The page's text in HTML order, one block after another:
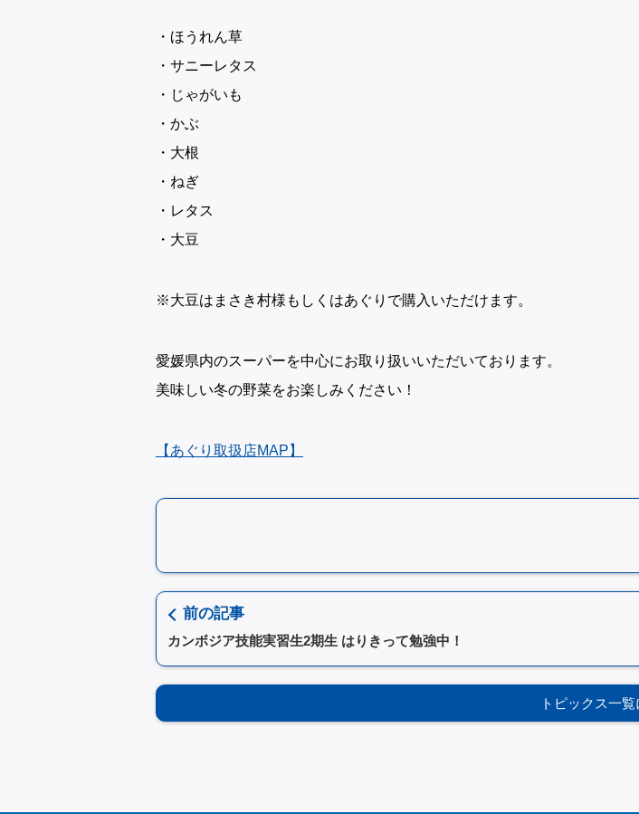
・ほうれん草
・サニーレタス
・じゃがいも
・かぶ
・大根
・ねぎ
・レタス
・大豆
※大豆はまさき村様もしくはあぐりで購入いただけます。
愛媛県内のスーパーを中心にお取り扱いいただいております。
美味しい冬の野菜をお楽しみください！
【あぐり取扱店MAP】
前の記事
カンボジア技能実習生2期生 はりきって勉強中！
トピックス一覧